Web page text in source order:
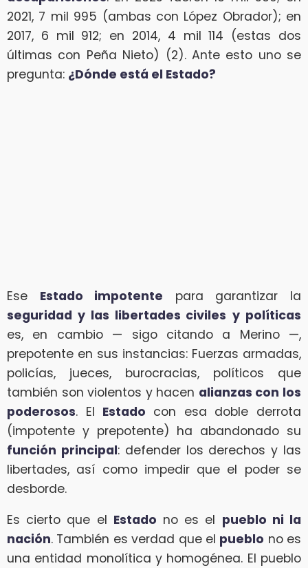
2021, 7 mil 995 (ambas con López Obrador); en
2017, 6 mil 912; en 2014, 4 mil 114 (estas dos
últimas con Peña Nieto) (2). Ante esto uno se
pregunta: ¿Dónde está el Estado?
Ese Estado impotente para garantizar la
seguridad y las libertades civiles y políticas
es, en cambio — sigo citando a Merino —,
prepotente en sus instancias: Fuerzas armadas,
policías, jueces, burocracias, políticos que
también son violentos y hacen alianzas con los
poderosos. El Estado con esa doble derrota
(impotente y prepotente) ha abandonado su
función principal: defender los derechos y las
libertades, así como impedir que el poder se
desborde.
Es cierto que el Estado no es el pueblo ni la
nación. También es verdad que el pueblo no es
una entidad monolítica y homogénea. El pueblo